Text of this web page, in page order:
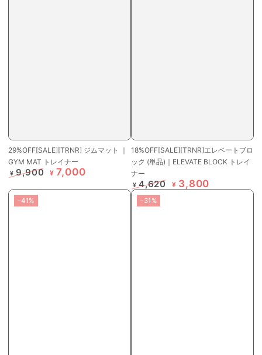
29%OFF[SALE][TRNR] ジムマット ｜
GYM MAT トレイナー
価
¥ 9,900 ¥ 7,000
18%OFF[SALE][TRNR]エレベートブロ
ック (単品)｜ELEVATE BLOCK トレイ
ナー
定
価
¥ 4,620 ¥ 3,800
–41% –31%